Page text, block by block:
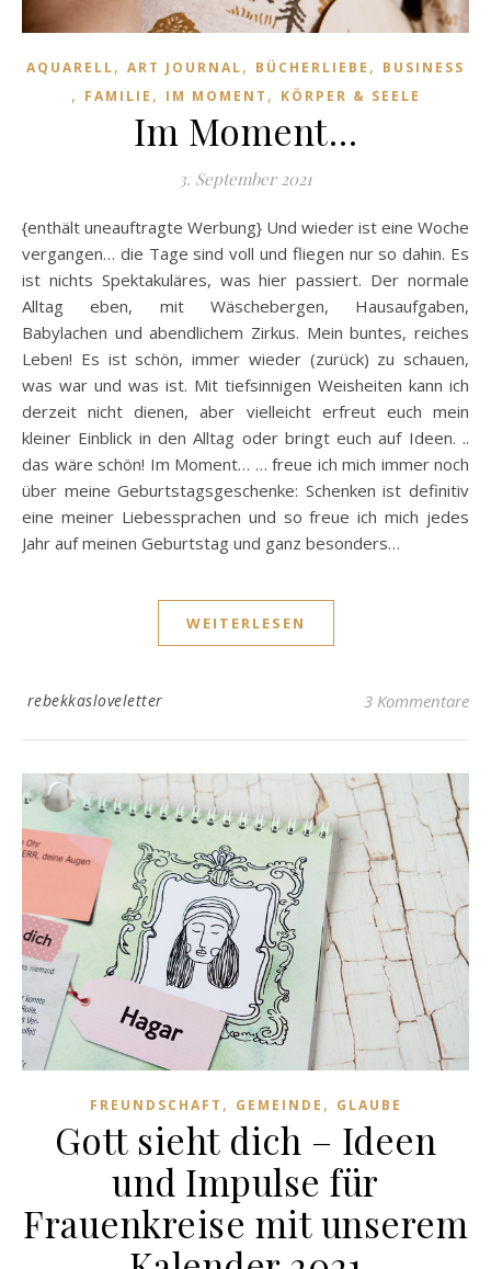
AQUARELL, ART JOURNAL, BÜCHERLIEBE , BUSINESS
, FAMILIE , IM MOMENT , KÖRPER & SEELE
Im Moment…
3. September 2021
{enthält uneauftragte Werbung} Und wieder ist eine Woche
vergangen… die Tage sind voll und fliegen nur so dahin. Es
ist nichts Spektakuläres, was hier passiert. Der normale
Alltag eben, mit Wäschebergen, Hausaufgaben,
Babylachen und abendlichem Zirkus. Mein buntes, reiches
Leben! Es ist schön, immer wieder (zurück) zu schauen,
was war und was ist. Mit tiefsinnigen Weisheiten kann ich
derzeit nicht dienen, aber vielleicht erfreut euch mein
kleiner Einblick in den Alltag oder bringt euch auf Ideen. ..
das wäre schön! Im Moment… … freue ich mich immer noch
über meine Geburtstagsgeschenke: Schenken ist definitiv
eine meiner Liebessprachen und so freue ich mich jedes
Jahr auf meinen Geburtstag und ganz besonders…
WEITERLESEN
rebekkasloveletter 3 Kommentare
FREUNDSCHAFT , GEMEINDE , GLAUBE
Gott sieht dich – Ideen
und Impulse für
Frauenkreise mit unserem